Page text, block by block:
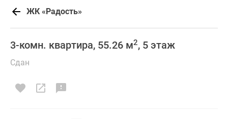
ЖК «Радость»
3-комн. квартира, 55.26 м2, 5 этаж
Сдан